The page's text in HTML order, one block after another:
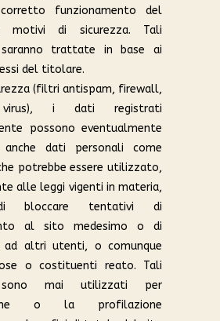
funzionamento del
di sicurezza. Tali
saranno trattate in base ai
del titolare.
(filtri antispam, firewall,
virus), i dati registrati
possono eventualmente
anche dati personali come
potrebbe essere utilizzato,
alle leggi vigenti in materia,
tentativi di
al sito medesimo o di
ad altri utenti, o comunque
o costituenti reato. Tali
mai utilizzati per
o la profilazione